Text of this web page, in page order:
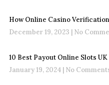
How Online Casino
December 19, 2023
No
10 Best Payout Online Slots UK
January 19, 2024 No